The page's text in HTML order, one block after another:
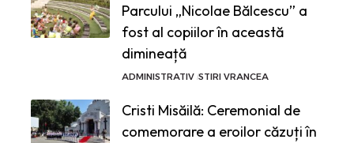
Parcului „Nicolae Bălcescu” a
fost al copiilor în această
dimineață
ADMINISTRATIV STIRI VRANCEA
Cristi Misăilă: Ceremonial de
comemorare a eroilor căzuți în